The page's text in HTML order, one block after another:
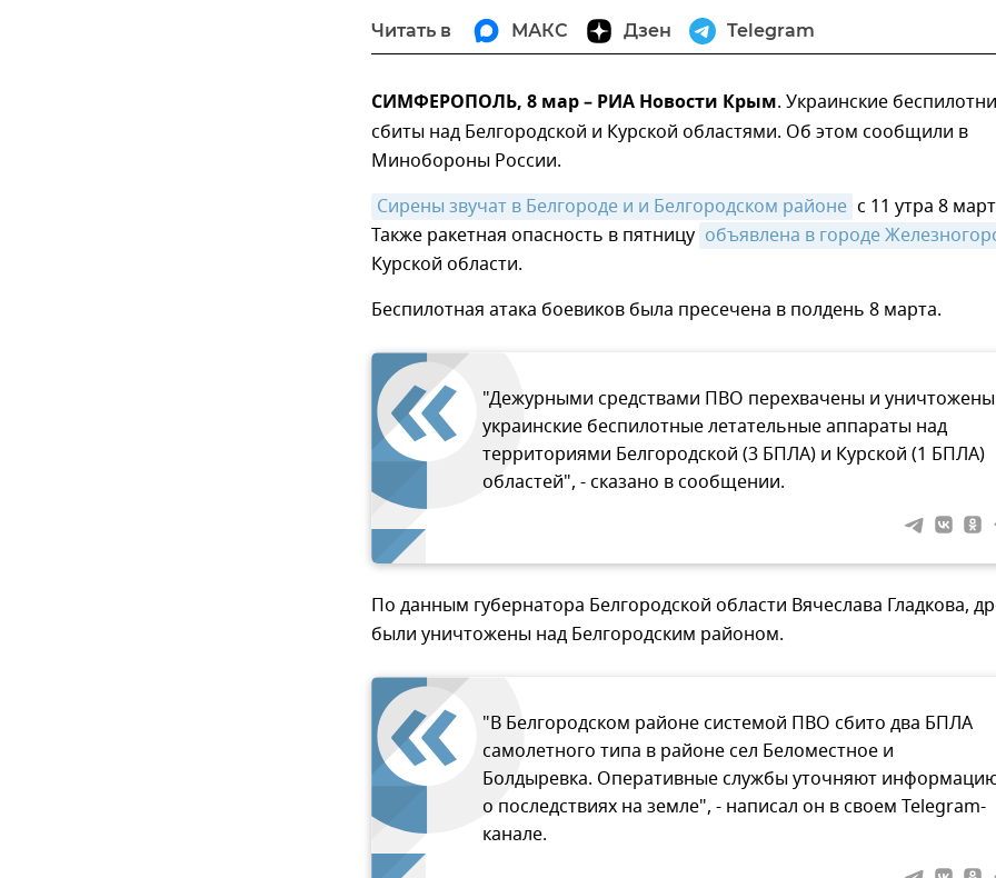
Читать в МАКС Дзен Telegram
СИМФЕРОПОЛЬ, 8 мар – РИА Новости Крым. Украинские
сбиты над Белгородской и Курской областями. Об этом сообщили в
Минобороны России.
Сирены звучат в Белгороде и и Белгородском районе с 11 утра 8
Также ракетная опасность в пятницу
Курской области.
Беспилотная атака боевиков была пресечена в полдень 8 марта.
"Дежурными средствами ПВО перехвачены и уничтожены
украинские беспилотные летательные аппараты над
территориями Белгородской (3 БПЛА) и Курской (1 БПЛА)
областей", - сказано в сообщении.
По данным губернатора Белгородской области Вячеслава Гладкова,
были уничтожены над Белгородским районом.
"В Белгородском районе системой ПВО сбито два БПЛА
самолетного типа в районе сел Беломестное и
Болдыревка. Оперативные службы уточняют
о последствиях на земле", - написал он в своем Telegram-
канале.